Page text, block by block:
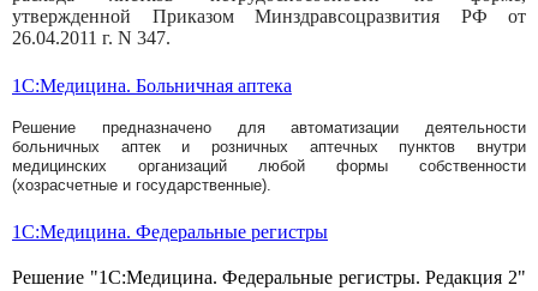
утвержденной Приказом Минздравсоцразвития РФ от
26.04.2011 г. N 347.
1С:Медицина. Больничная аптека
Решение предназначено для автоматизации деятельности
больничных аптек и розничных аптечных пунктов внутри
медицинских организаций любой формы собственности
(хозрасчетные и государственные).
1С:Медицина. Федеральные регистры
Решение "1С:Медицина. Федеральные регистры. Редакция 2"